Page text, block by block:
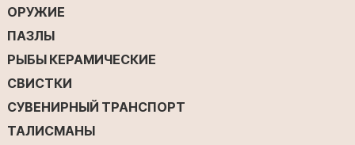
ОРУЖИЕ
ПАЗЛЫ
РЫБЫ КЕРАМИЧЕСКИЕ
СВИСТКИ
СУВЕНИРНЫЙ ТРАНСПОРТ
ТАЛИСМАНЫ